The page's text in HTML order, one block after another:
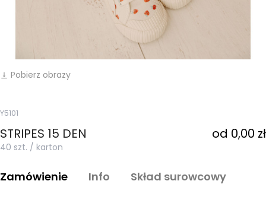
vertical_align_bottom Pobierz obrazy
Y5101
STRIPES 15 DEN od 0,00 zł
40 szt. / karton
Zamówienie Info Skład surowcowy